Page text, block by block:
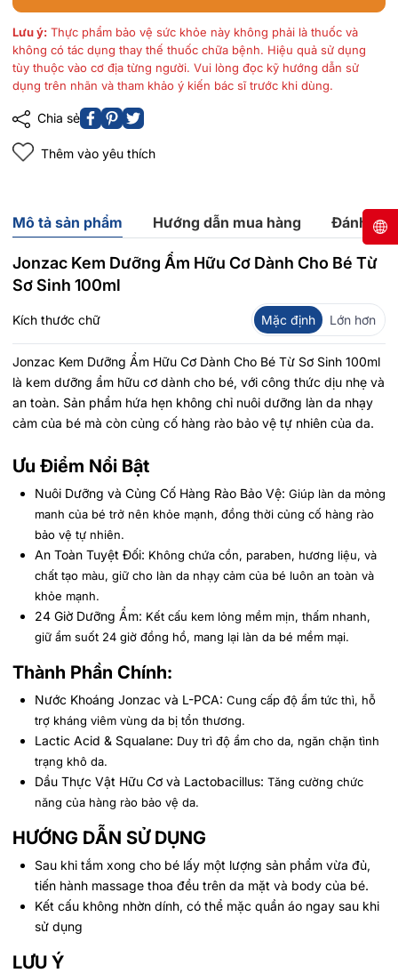
Lưu ý: Thực phẩm bảo vệ sức khỏe này không phải là thuốc và
không có tác dụng thay thế thuốc chữa bệnh. Hiệu quả sử dụng
tùy thuộc vào cơ địa từng người. Vui lòng đọc kỹ hướng dẫn sử
dụng trên nhãn và tham khảo ý kiến bác sĩ trước khi dùng.
Chia sẻ
Thêm vào yêu thích
Mô tả sản phẩm Hướng dẫn mua hàng Đánh giá
Jonzac Kem Dưỡng Ẩm Hữu Cơ Dành Cho Bé Từ
Sơ Sinh 100ml
Kích thước chữ Mặc định Lớn hơn
Jonzac Kem Dưỡng Ẩm Hữu Cơ Dành Cho Bé Từ Sơ Sinh 100ml
là kem dưỡng ẩm hữu cơ dành cho bé, với công thức dịu nhẹ và
an toàn. Sản phẩm hứa hẹn không chỉ nuôi dưỡng làn da nhạy
cảm của bé mà còn củng cố hàng rào bảo vệ tự nhiên của da.
Ưu Điểm Nổi Bật
Nuôi Dưỡng và Củng Cố Hàng Rào Bảo Vệ: Giúp làn da mỏng
manh của bé trở nên khỏe mạnh, đồng thời củng cố hàng rào
bảo vệ tự nhiên.
An Toàn Tuyệt Đối: Không chứa cồn, paraben, hương liệu, và
chất tạo màu, giữ cho làn da nhạy cảm của bé luôn an toàn và
khỏe mạnh.
24 Giờ Dưỡng Ẩm: Kết cấu kem lỏng mềm mịn, thấm nhanh,
giữ ẩm suốt 24 giờ đồng hồ, mang lại làn da bé mềm mại.
Thành Phần Chính:
Nước Khoáng Jonzac và L-PCA: Cung cấp độ ẩm tức thì, hỗ
trợ kháng viêm vùng da bị tổn thương.
Lactic Acid & Squalane: Duy trì độ ẩm cho da, ngăn chặn tình
trạng khô da.
Dầu Thực Vật Hữu Cơ và Lactobacillus: Tăng cường chức
năng của hàng rào bảo vệ da.
HƯỚNG DẪN SỬ DỤNG
Sau khi tắm xong cho bé lấy một lượng sản phẩm vừa đủ,
tiến hành massage thoa đều trên da mặt và body của bé.
Kết cấu không nhờn dính, có thể mặc quần áo ngay sau khi
sử dụng
LƯU Ý